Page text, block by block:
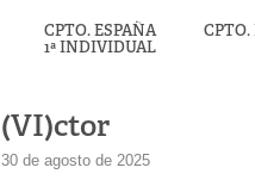
CPTO. ESPAÑA
1ª INDIVIDUAL
(VI)ctor
30 de agosto de 2025